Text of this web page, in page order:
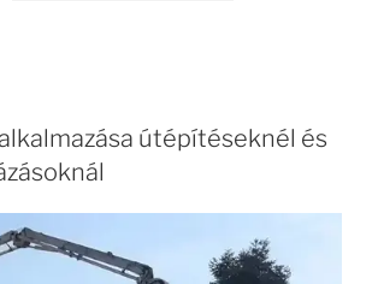
útépítéseknél és